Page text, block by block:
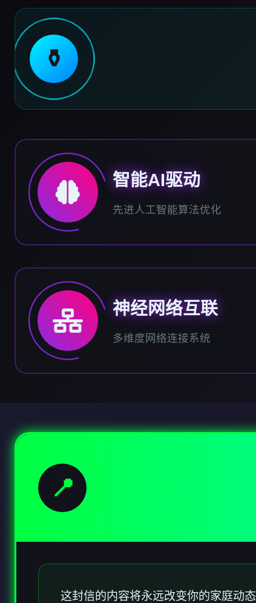
⚱️
智能AI驱动
先进人工智能算法优化
神经网络互联
多维度网络连接系统
📍
这封信的内容将永远改变你的家庭动